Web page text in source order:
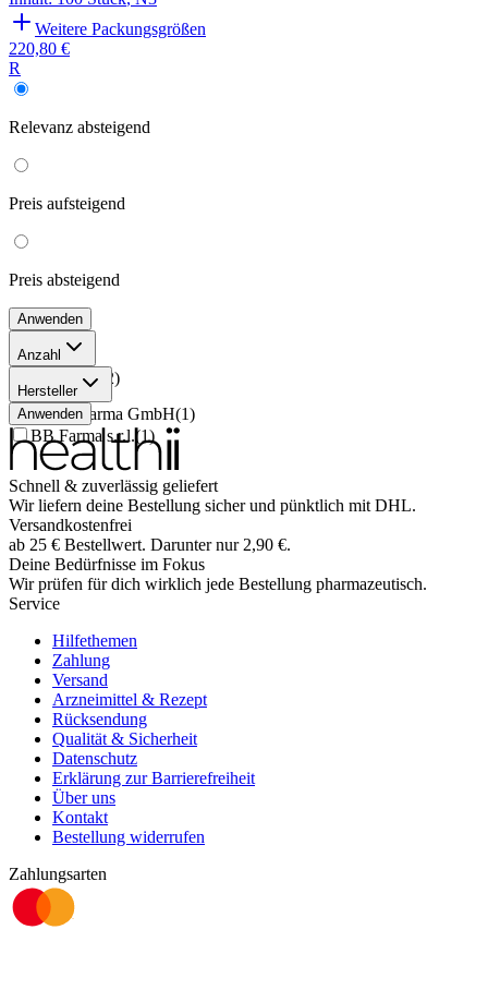
Weitere Packungsgrößen
220,80 €
R
Relevanz absteigend
Preis aufsteigend
Preis absteigend
Anwenden
Anzahl
100 Stück 2)
Hersteller
TAD Pharma GmbH(1)
BB Farma s.r.l.(1)
Anwenden
Schnell & zuverlässig geliefert
Wir liefern deine Bestellung sicher und pünktlich mit DHL.
Versandkostenfrei
ab 25 € Bestellwert. Darunter nur 2,90 €.
Deine Bedürfnisse im Fokus
Wir prüfen für dich wirklich jede Bestellung pharmazeutisch.
Service
Hilfethemen
Zahlung
Versand
Arzneimittel & Rezept
Rücksendung
Qualität & Sicherheit
Datenschutz
Erklärung zur Barrierefreiheit
Über uns
Kontakt
Bestellung widerrufen
Zahlungsarten